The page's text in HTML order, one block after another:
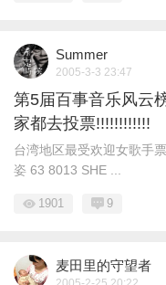
Summer
2005-3-3 23:47
第5届百事音乐风云
家都去投票!!!!!!!!!!!!
台湾地区最受欢迎女歌手
姿 63 8013 SHE ...
1901 9
麦田里的守望者